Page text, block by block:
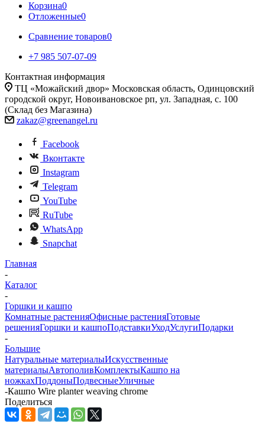
Корзина0
Отложенные0
Сравнение товаров0
+7 985 507-07-09
Контактная информация
ТЦ «Можайский двор» Московская область, Одинцовский
городской округ, Новоивановское рп, ул. Западная, с. 100
(Склад без Магазина)
zakaz@greenangel.ru
Facebook
Вконтакте
Instagram
Telegram
YouTube
RuTube
WhatsApp
Snapchat
Главная
-
Каталог
-
Горшки и кашпо
Комнатные растенияОфисные растенияГотовые
решенияГоршки и кашпоПодставкиУходУслугиПодарки
-
Большие
Натуральные материалыИскусственные
материалыАвтополивКомплектыКашпо на
ножкахПоддоныПодвесныеУличные
-Кашпо Wire planter weaving chrome
Поделиться